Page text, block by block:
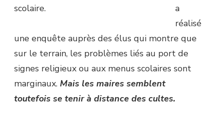
a
réalisé
une enquête auprès des élus qui montre que
sur le terrain, les problèmes liés au port de
signes religieux ou aux menus scolaires sont
marginaux. Mais les maires semblent
toutefois se tenir à distance des cultes.